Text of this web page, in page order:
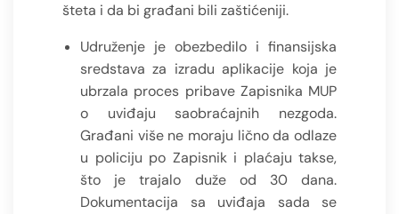
šteta i da bi građani bili zaštićeniji.
Udruženje je obezbedilo i finansijska
sredstava za izradu aplikacije koja je
ubrzala proces pribave Zapisnika MUP
o uviđaju saobraćajnih nezgoda.
Građani više ne moraju lično da odlaze
u policiju po Zapisnik i plaćaju takse,
što je trajalo duže od 30 dana.
Dokumentacija sa uviđaja sada se